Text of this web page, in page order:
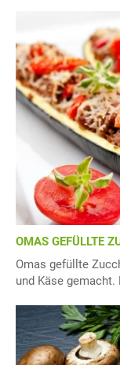
OMAS GEFÜLLTE
Omas gefüllte
und Käse